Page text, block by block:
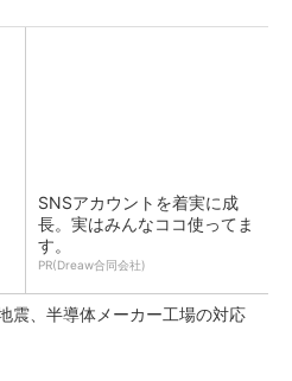
SNSアカウントを着実に成
長。実はみんなココ使ってま
す。
PR(Dreaw合同会社)
震、半導体メーカー工場の対応